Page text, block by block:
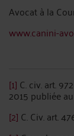
Avocat à la
www.canini-
[1] C. civ. art.
2015 publiée
[2] C. Civ. art.